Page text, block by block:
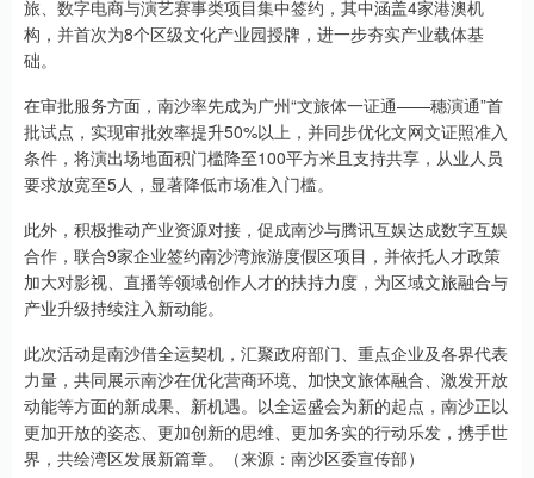
旅、数字电商与演艺赛事类项目集中签约，其中涵盖4家港澳机
构，并首次为8个区级文化产业园授牌，进一步夯实产业载体基
础。
在审批服务方面，南沙率先成为广州“文旅体一证通——穗演通”首
批试点，实现审批效率提升50%以上，并同步优化文网文证照准入
条件，将演出场地面积门槛降至100平方米且支持共享，从业人员
要求放宽至5人，显著降低市场准入门槛。
此外，积极推动产业资源对接，促成南沙与腾讯互娱达成数字互娱
合作，联合9家企业签约南沙湾旅游度假区项目，并依托人才政策
加大对影视、直播等领域创作人才的扶持力度，为区域文旅融合与
产业升级持续注入新动能。
此次活动是南沙借全运契机，汇聚政府部门、重点企业及各界代表
力量，共同展示南沙在优化营商环境、加快文旅体融合、激发开放
动能等方面的新成果、新机遇。以全运盛会为新的起点，南沙正以
更加开放的姿态、更加创新的思维、更加务实的行动乐发，携手世
界，共绘湾区发展新篇章。（来源：南沙区委宣传部）